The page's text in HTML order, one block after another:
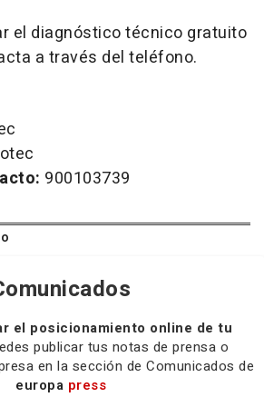
el diagnóstico técnico gratuito
a través del teléfono.
900103739
el posicionamiento online de tu
publicar tus notas de prensa o
en la sección de Comunicados de
europa press